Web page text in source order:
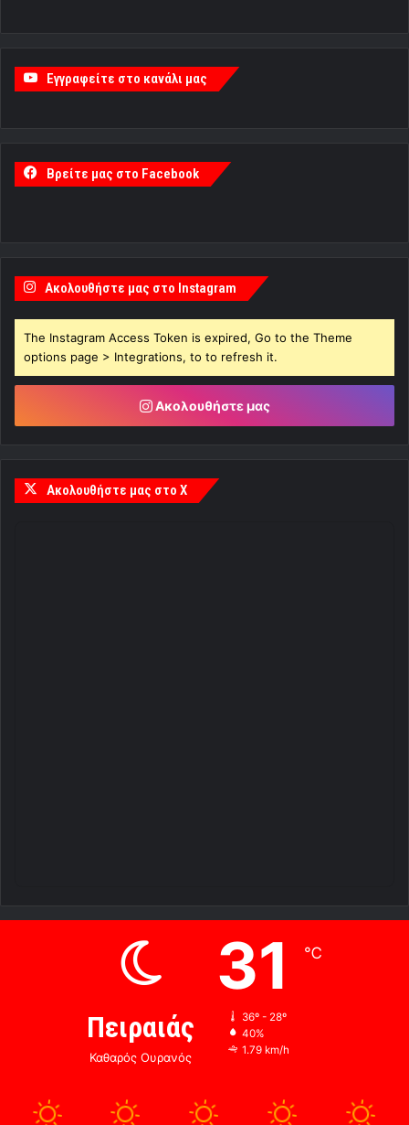
Εγγραφείτε στο κανάλι μας
Βρείτε μας στο Facebook
Ακολουθήστε μας στο Instagram
The Instagram Access Token is expired, Go to the Theme
options page > Integrations, to to refresh it.
Ακολουθήστε μας
Ακολουθήστε μας στο X
Πειραιάς
Καθαρός Ουρανός
31 ℃
36º - 28º
40%
1.79 km/h